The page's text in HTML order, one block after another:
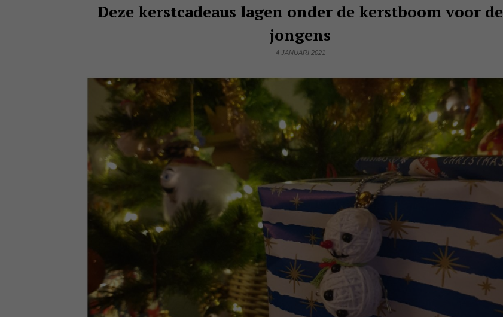
Deze kerstcadeaus lagen onder de kerstboom voor de
jongens
4 JANUARI 2021